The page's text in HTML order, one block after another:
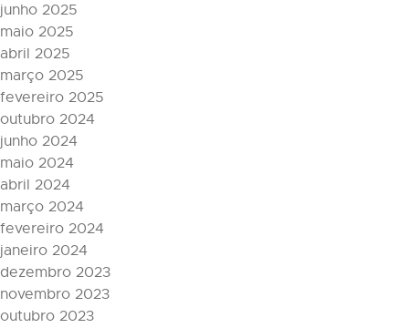
junho 2025
maio 2025
abril 2025
março 2025
fevereiro 2025
outubro 2024
junho 2024
maio 2024
abril 2024
março 2024
fevereiro 2024
janeiro 2024
dezembro 2023
novembro 2023
outubro 2023